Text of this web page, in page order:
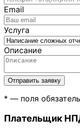
Email
Услуга
Описание
Отправить заявку
* — поля
Плательщик